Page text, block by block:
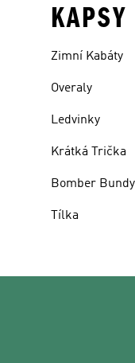
Zimní Kabáty
Overaly
Ledvinky
Krátká Trička
Bomber Bundy
Tílka